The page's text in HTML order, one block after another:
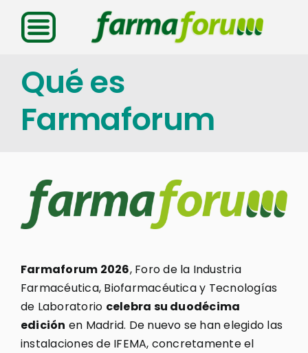
Saltar
contenido
Qué es
Farmaforum
Farmaforum 2026, Foro de la Industria
Farmacéutica, Biofarmacéutica y Tecnologías
de Laboratorio celebra su duodécima
edición en Madrid. De nuevo se han elegido las
instalaciones de IFEMA, concretamente el